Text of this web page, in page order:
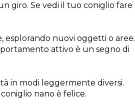
giro. Se vedi il tuo coniglio fare
esplorando nuovi oggetti o aree.
attivo è un segno di
in modi leggermente diversi.
nano è felice.